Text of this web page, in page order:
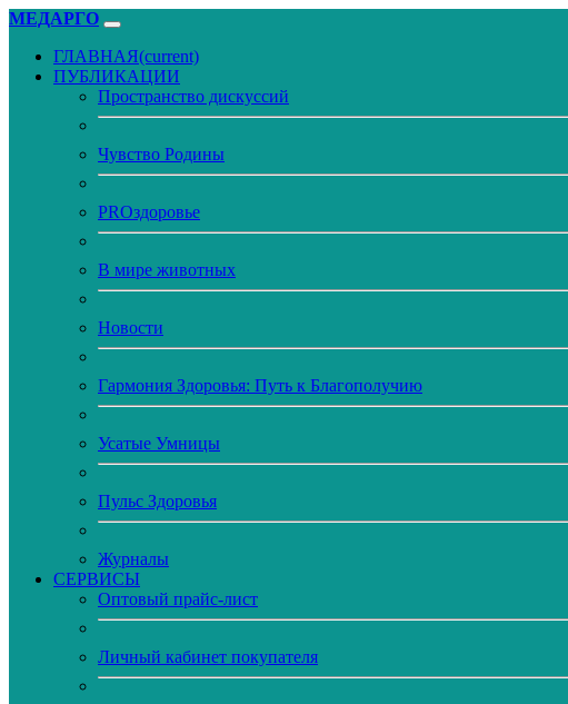
МЕДАРГО
ГЛАВНАЯ(current)
ПУБЛИКАЦИИ
Пространство дискуссий
Чувство Родины
PROздоровье
В мире животных
Новости
Гармония Здоровья: Путь к Благополучию
Усатые Умницы
Пульс Здоровья
Журналы
CЕРВИСЫ
Оптовый прайс-лист
Личный кабинет покупателя